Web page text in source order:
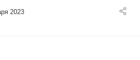
2023